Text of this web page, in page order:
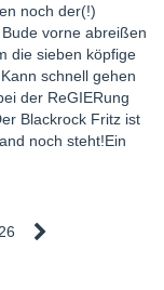
noch der(!)
vorne abreißen
die sieben köpfige
schnell gehen
der ReGIERung
Blackrock Fritz ist
noch steht!Ein
26